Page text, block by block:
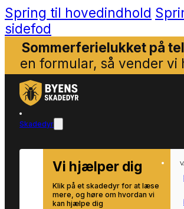
Spring til hovedindhold
sidefod
Sommerferielukket på
en formular, så vender
Skadedyr
Vi hjælper dig
Klik på et skadedyr for at læse
mere, og høre om hvordan vi
kan hjælpe dig